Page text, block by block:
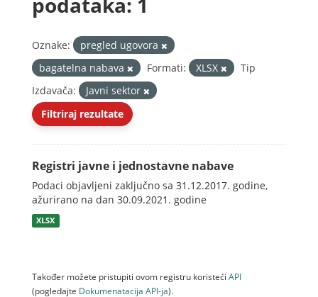
Oznake:
pregled ugovora
bagatelna nabava
Formati: XLSX
Tip
Izdavača:
Javni sektor
Filtriraj rezultate
Registri javne i jednostavne nabave
Podaci objavljeni zaključno sa 31.12.2017. godine,
ažurirano na dan 30.09.2021. godine
XLSX
Također možete pristupiti ovom registru koristeći API
(pogledajte Dokumenаtаcijа API-jа).